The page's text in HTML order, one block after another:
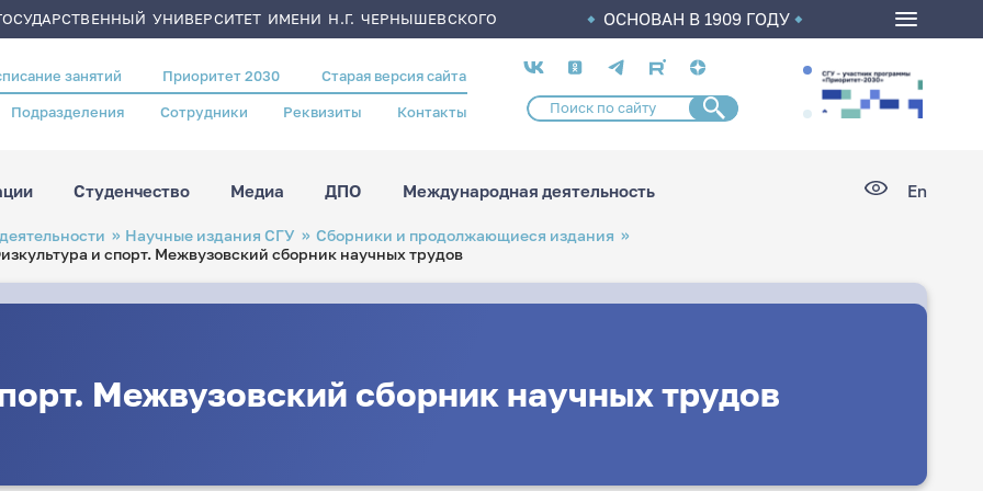
УНИВЕРСИТЕТ ИМЕНИ Н.Г. ЧЕРНЫШЕВСКОГО ОСНОВАН В 1909 ГОДУ
занятий Приоритет 2030 Старая версия сайта
Подразделения Сотрудники Реквизиты Контакты
Социальные
сети
Студенчество Медиа ДПО Международная деятельность En
Научные издания СГУ
Сборники и продолжающиеся издания
и спорт. Межвузовский сборник научных трудов
Межвузовский сборник научных трудов